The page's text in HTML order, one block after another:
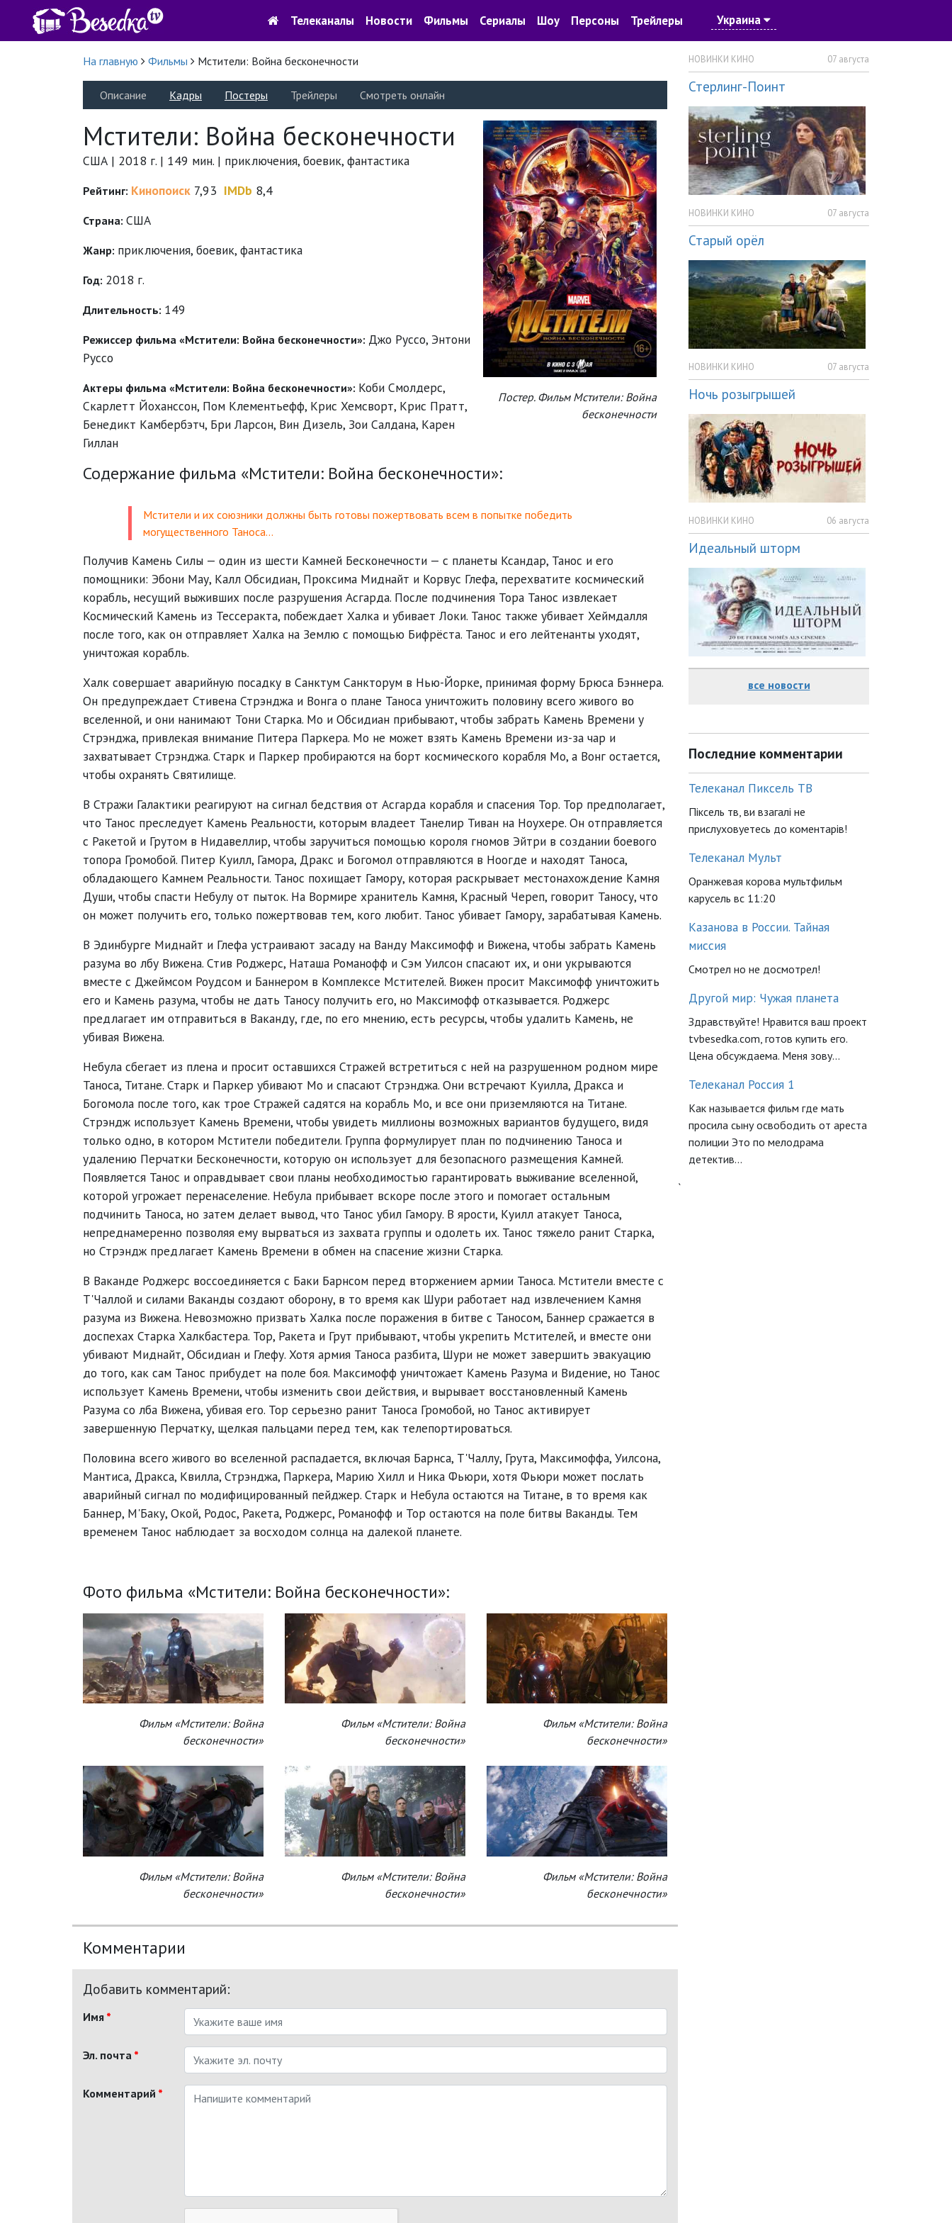
Телеканалы Новости Фильмы Сериалы Шоу Персоны Трейлеры Украина
На главную Фильмы Мстители: Война бесконечности
Описание Кадры Постеры Трейлеры Смотреть онлайн
Постер. Фильм Мстители: Война
бесконечности
Мстители: Война бесконечности
США | 2018 г. | 149 мин. | приключения, боевик, фантастика
Рейтинг: Кинопоиск 7,93 IMDb 8,4
Страна: США
Жанр: приключения, боевик, фантастика
Год: 2018 г.
Длительность: 149
Режиссер фильма «Мстители: Война бесконечности»: Джо Руссо, Энтони
Руссо
Актеры фильма «Мстители: Война бесконечности»: Коби Смолдерс,
Скарлетт Йоханссон, Пом Клементьефф, Крис Хемсворт, Крис Пратт,
Бенедикт Камбербэтч, Бри Ларсон, Вин Дизель, Зои Салдана, Карен
Гиллан
Содержание фильма «Мстители: Война бесконечности»:
Мстители и их союзники должны быть готовы пожертвовать всем в попытке победить
могущественного Таноса…
Получив Камень Силы — один из шести Камней Бесконечности — с планеты Ксандар, Танос и его
помощники: Эбони Мау, Калл Обсидиан, Проксима Миднайт и Корвус Глефа, перехватите космический
корабль, несущий выживших после разрушения Асгарда. После подчинения Тора Танос извлекает
Космический Камень из Тессеракта, побеждает Халка и убивает Локи. Танос также убивает Хеймдалля
после того, как он отправляет Халка на Землю с помощью Бифрёста. Танос и его лейтенанты уходят,
уничтожая корабль.
Халк совершает аварийную посадку в Санктум Санкторум в Нью-Йорке, принимая форму Брюса Бэннера.
Он предупреждает Стивена Стрэнджа и Вонга о плане Таноса уничтожить половину всего живого во
вселенной, и они нанимают Тони Старка. Мо и Обсидиан прибывают, чтобы забрать Камень Времени у
Стрэнджа, привлекая внимание Питера Паркера. Мо не может взять Камень Времени из-за чар и
захватывает Стрэнджа. Старк и Паркер пробираются на борт космического корабля Мо, а Вонг остается,
чтобы охранять Святилище.
В Стражи Галактики реагируют на сигнал бедствия от Асгарда корабля и спасения Тор. Тор предполагает,
что Танос преследует Камень Реальности, которым владеет Танелир Тиван на Ноухере. Он отправляется
с Ракетой и Грутом в Нидавеллир, чтобы заручиться помощью короля гномов Эйтри в создании боевого
топора Громобой. Питер Куилл, Гамора, Дракс и Богомол отправляются в Ноогде и находят Таноса,
обладающего Камнем Реальности. Танос похищает Гамору, которая раскрывает местонахождение Камня
Души, чтобы спасти Небулу от пыток. На Вормире хранитель Камня, Красный Череп, говорит Таносу, что
он может получить его, только пожертвовав тем, кого любит. Танос убивает Гамору, зарабатывая Камень.
В Эдинбурге Миднайт и Глефа устраивают засаду на Ванду Максимофф и Вижена, чтобы забрать Камень
разума во лбу Вижена. Стив Роджерс, Наташа Романофф и Сэм Уилсон спасают их, и они укрываются
вместе с Джеймсом Роудсом и Баннером в Комплексе Мстителей. Вижен просит Максимофф уничтожить
его и Камень разума, чтобы не дать Таносу получить его, но Максимофф отказывается. Роджерс
предлагает им отправиться в Ваканду, где, по его мнению, есть ресурсы, чтобы удалить Камень, не
убивая Вижена.
Небула сбегает из плена и просит оставшихся Стражей встретиться с ней на разрушенном родном мире
Таноса, Титане. Старк и Паркер убивают Мо и спасают Стрэнджа. Они встречают Куилла, Дракса и
Богомола после того, как трое Стражей садятся на корабль Мо, и все они приземляются на Титане.
Стрэндж использует Камень Времени, чтобы увидеть миллионы возможных вариантов будущего, видя
только одно, в котором Мстители победители. Группа формулирует план по подчинению Таноса и
удалению Перчатки Бесконечности, которую он использует для безопасного размещения Камней.
Появляется Танос и оправдывает свои планы необходимостью гарантировать выживание вселенной,
которой угрожает перенаселение. Небула прибывает вскоре после этого и помогает остальным
подчинить Таноса, но затем делает вывод, что Танос убил Гамору. В ярости, Куилл атакует Таноса,
непреднамеренно позволяя ему вырваться из захвата группы и одолеть их. Танос тяжело ранит Старка,
но Стрэндж предлагает Камень Времени в обмен на спасение жизни Старка.
В Ваканде Роджерс воссоединяется с Баки Барнсом перед вторжением армии Таноса. Мстители вместе с
Т'Чаллой и силами Ваканды создают оборону, в то время как Шури работает над извлечением Камня
разума из Вижена. Невозможно призвать Халка после поражения в битве с Таносом, Баннер сражается в
доспехах Старка Халкбастера. Тор, Ракета и Грут прибывают, чтобы укрепить Мстителей, и вместе они
убивают Миднайт, Обсидиан и Глефу. Хотя армия Таноса разбита, Шури не может завершить эвакуацию
до того, как сам Танос прибудет на поле боя. Максимофф уничтожает Камень Разума и Видение, но Танос
использует Камень Времени, чтобы изменить свои действия, и вырывает восстановленный Камень
Разума со лба Вижена, убивая его. Тор серьезно ранит Таноса Громобой, но Танос активирует
завершенную Перчатку, щелкая пальцами перед тем, как телепортироваться.
Половина всего живого во вселенной распадается, включая Барнса, Т'Чаллу, Грута, Максимоффа, Уилсона,
Мантиса, Дракса, Квилла, Стрэнджа, Паркера, Марию Хилл и Ника Фьюри, хотя Фьюри может послать
аварийный сигнал по модифицированный пейджер. Старк и Небула остаются на Титане, в то время как
Баннер, М'Баку, Окой, Родос, Ракета, Роджерс, Романофф и Тор остаются на поле битвы Ваканды. Тем
временем Танос наблюдает за восходом солнца на далекой планете.
Фото фильма «Мстители: Война бесконечности»:
Фильм «Мстители: Война
бесконечности»
Фильм «Мстители: Война
бесконечности»
Фильм «Мстители: Война
бесконечности»
Фильм «Мстители: Война
бесконечности»
Фильм «Мстители: Война
бесконечности»
Фильм «Мстители: Война
бесконечности»
Комментарии
Добавить комментарий:
Имя *
Эл. почта *
Комментарий *
НОВИНКИ КИНО 07 августа
Стерлинг-Поинт
НОВИНКИ КИНО 07 августа
Старый орёл
НОВИНКИ КИНО 07 августа
Ночь розыгрышей
НОВИНКИ КИНО 06 августа
Идеальный шторм
все новости
Последние комментарии
Телеканал Пиксель ТВ
Піксель тв, ви взагалі не
прислуховуетесь до коментарів!
Телеканал Мульт
Оранжевая корова мультфильм
карусель вс 11:20
Казанова в России. Тайная
миссия
Смотрел но не досмотрел!
Другой мир: Чужая планета
Здравствуйте! Нравится ваш проект
tvbesedka.com, готов купить его.
Цена обсуждаема. Меня зову...
Телеканал Россия 1
Как называется фильм где мать
просила сыну освободить от ареста
полиции Это по мелодрама
детектив...
`